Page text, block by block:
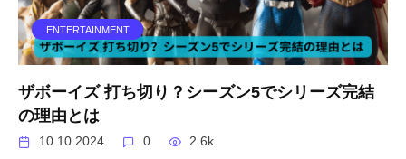
ENTERTAINMENT
ザボーイズ 打ち切り？シーズン5でシリーズ完結
の理由とは
10.10.2024 0 2.6k.